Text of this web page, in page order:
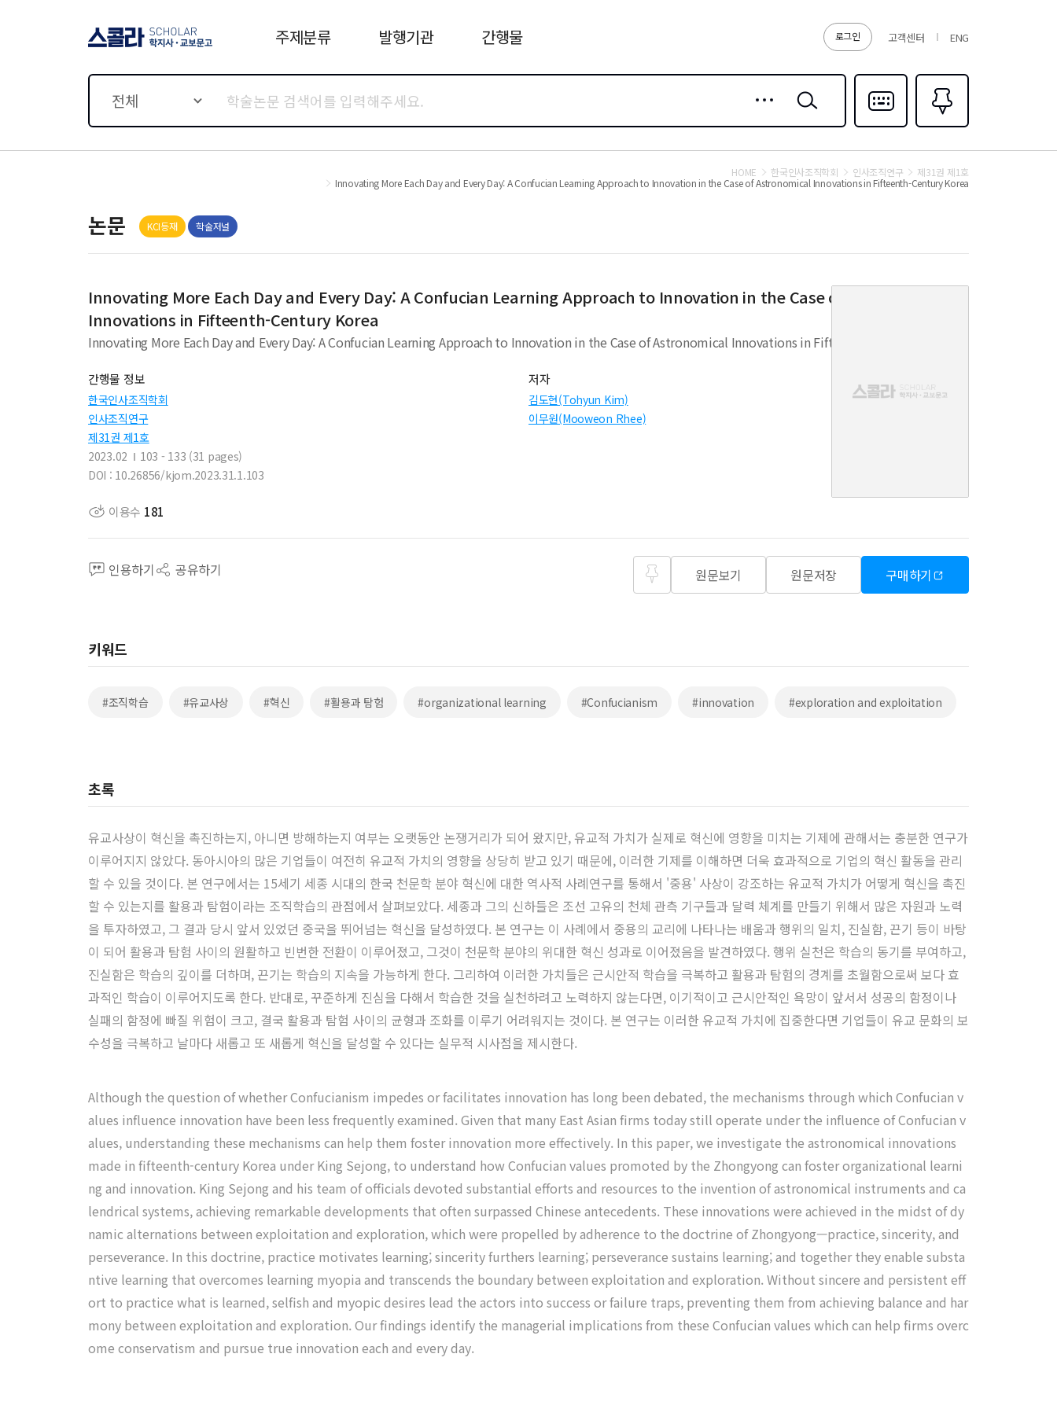
로그인 고객센터 ENG
주제분류 발행기관 간행물
전체
검색
다국어입력
즐겨찾기0
HOME 한국인사조직학회 인사조직연구
제31권 제1호
Innovating More Each Day and Every Day: A Confucian Learning Approach to Innovation in the Case of Astronomical Innovations in Fifteenth-Century Korea
논문 KCI등재 학술저널
Innovating More Each Day and Every Day: A Confucian Learning Approach to Innovation in the Case of Astronomical
Innovations in Fifteenth-Century Korea
Innovating More Each Day and Every Day: A Confucian Learning Approach to Innovation in the Case of Astronomical Innovations in Fifteenth-Century Korea
간행물 정보
한국인사조직학회
인사조직연구
제31권 제1호
2023.02
103 - 133 (31 pages)
DOI : 10.26856/kjom.2023.31.1.103
저자
김도현(Tohyun Kim)
이무원(Mooweon Rhee)
이용수 181
인용하기 공유하기 원문보기 원문저장 구매하기
키워드
#조직학습 #유교사상 #혁신 #활용과 탐험 #organizational learning #Confucianism #innovation #exploration and exploitation
초록
유교사상이 혁신을 촉진하는지, 아니면 방해하는지 여부는 오랫동안 논쟁거리가 되어 왔지만, 유교적 가치가 실제로 혁신에 영향을 미치는 기제에 관해서는 충분한 연구가
이루어지지 않았다. 동아시아의 많은 기업들이 여전히 유교적 가치의 영향을 상당히 받고 있기 때문에, 이러한 기제를 이해하면 더욱 효과적으로 기업의 혁신 활동을 관리
할 수 있을 것이다. 본 연구에서는 15세기 세종 시대의 한국 천문학 분야 혁신에 대한 역사적 사례연구를 통해서 '중용' 사상이 강조하는 유교적 가치가 어떻게 혁신을 촉진
할 수 있는지를 활용과 탐험이라는 조직학습의 관점에서 살펴보았다. 세종과 그의 신하들은 조선 고유의 천체 관측 기구들과 달력 체계를 만들기 위해서 많은 자원과 노력
을 투자하였고, 그 결과 당시 앞서 있었던 중국을 뛰어넘는 혁신을 달성하였다. 본 연구는 이 사례에서 중용의 교리에 나타나는 배움과 행위의 일치, 진실함, 끈기 등이 바탕
이 되어 활용과 탐험 사이의 원활하고 빈번한 전환이 이루어졌고, 그것이 천문학 분야의 위대한 혁신 성과로 이어졌음을 발견하였다. 행위 실천은 학습의 동기를 부여하고,
진실함은 학습의 깊이를 더하며, 끈기는 학습의 지속을 가능하게 한다. 그리하여 이러한 가치들은 근시안적 학습을 극복하고 활용과 탐험의 경계를 초월함으로써 보다 효
과적인 학습이 이루어지도록 한다. 반대로, 꾸준하게 진심을 다해서 학습한 것을 실천하려고 노력하지 않는다면, 이기적이고 근시안적인 욕망이 앞서서 성공의 함정이나
실패의 함정에 빠질 위험이 크고, 결국 활용과 탐험 사이의 균형과 조화를 이루기 어려워지는 것이다. 본 연구는 이러한 유교적 가치에 집중한다면 기업들이 유교 문화의 보
수성을 극복하고 날마다 새롭고 또 새롭게 혁신을 달성할 수 있다는 실무적 시사점을 제시한다.
Although the question of whether Confucianism impedes or facilitates innovation has long been debated, the mechanisms through which Confucian v
alues influence innovation have been less frequently examined. Given that many East Asian firms today still operate under the influence of Confucian v
alues, understanding these mechanisms can help them foster innovation more effectively. In this paper, we investigate the astronomical innovations
made in fifteenth-century Korea under King Sejong, to understand how Confucian values promoted by the Zhongyong can foster organizational learni
ng and innovation. King Sejong and his team of officials devoted substantial efforts and resources to the invention of astronomical instruments and ca
lendrical systems, achieving remarkable developments that often surpassed Chinese antecedents. These innovations were achieved in the midst of dy
namic alternations between exploitation and exploration, which were propelled by adherence to the doctrine of Zhongyong—practice, sincerity, and
perseverance. In this doctrine, practice motivates learning; sincerity furthers learning; perseverance sustains learning; and together they enable substa
ntive learning that overcomes learning myopia and transcends the boundary between exploitation and exploration. Without sincere and persistent eff
ort to practice what is learned, selfish and myopic desires lead the actors into success or failure traps, preventing them from achieving balance and har
mony between exploitation and exploration. Our findings identify the managerial implications from these Confucian values which can help firms overc
ome conservatism and pursue true innovation each and every day.